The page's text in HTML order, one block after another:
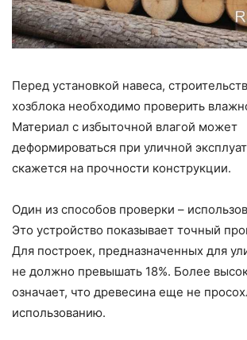
Перед установкой навеса,
хозблока необходимо проверить
Материал с избыточной влагой может
деформироваться при уличной
скажется на прочности конструкции.
Один из способов проверки –
Это устройство показывает точный
Для построек, предназначенных для
не должно превышать 18%. Более
означает, что древесина еще не
использованию.